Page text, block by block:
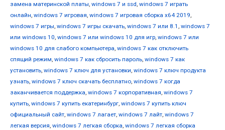
замена материнской платы, windows 7 и ssd, windows 7 играть
онлайн, windows 7 игровая, windows 7 игровая сборка x64 2019,
windows 7 игры, windows 7 игры скачать, windows 7 или 8.1 , windows 7
или windows 10, windows 7 или windows 10 для игр, windows 7 или
windows 10 для слабого компьютера, windows 7 как отключить
спящий режим, windows 7 как сбросить пароль, windows 7 как
установить, windows 7 ключ для установки, windows 7 ключ продукта
узнать, windows 7 ключ скачать бесплатно, windows 7 когда
заканчивается поддержка, windows 7 корпоративная, windows 7
купить, windows 7 купить екатеринбург, windows 7 купить ключ
официальный сайт, windows 7 лагает, windows 7 лайт, windows 7
легкая версия, windows 7 легкая сборка, windows 7 легкая сборка